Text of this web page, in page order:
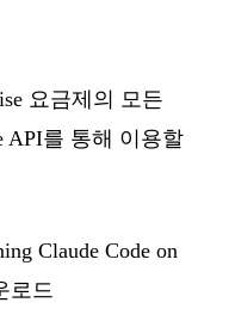
요금제의 모든
API를 통해 이용할
Claude Code on
로드